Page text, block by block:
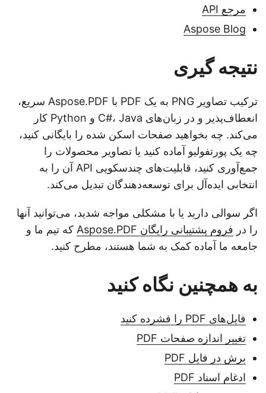
مرجع API
Aspose Blog
نتیجه گیری
ترکیب تصاویر PNG به یک PDF با Aspose.PDF سریع،
انعطاف‌پذیر و در زبان‌های C#، Java و Python کار
می‌کند. چه بخواهید صفحات اسکن شده را بایگانی کنید،
چه یک پورتفولیو آماده کنید یا تصاویر محصولات را
جمع‌آوری کنید، قابلیت‌های چندسکویی API آن را به
انتخابی ایده‌آل برای توسعه‌دهندگان تبدیل می‌کند.
اگر سوالی دارید یا با مشکلی مواجه شدید، می‌توانید آنها
را در فروم پشتیبانی رایگان Aspose.PDF
که تیم ما و
جامعه ما آماده کمک به شما هستند، مطرح کنید.
به همچنین نگاه کنید
فایل‌های PDF را فشرده کنید
تغییر اندازه صفحات PDF
برش در فایل PDF
ادغام اسناد PDF